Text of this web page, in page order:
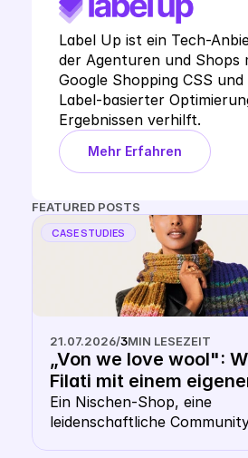
Label Up ist ein Tech-
der Agenturen und Shops
Google Shopping CSS
Label-basierter
Ergebnissen verhilft.
Mehr Erfahren
FEATURED POSTS
CASE STUDIES
21.07.2026/3MIN LESEZEIT
„Von we love wool":
Filati mit einem
Keyword CSS aus dem
Shopping- Karussell
heraussticht
Ein Nischen-Shop, eine
leidenschaftliche